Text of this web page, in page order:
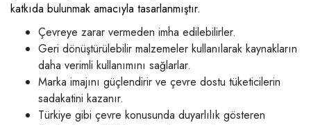
katkıda bulunmak amacıyla tasarlanmıştır.
Çevreye zarar vermeden imha edilebilirler.
Geri dönüştürülebilir malzemeler kullanılarak kaynakların
daha verimli kullanımını sağlarlar.
Marka imajını güçlendirir ve çevre dostu tüketicilerin
sadakatini kazanır.
Türkiye gibi çevre konusunda duyarlılık gösteren